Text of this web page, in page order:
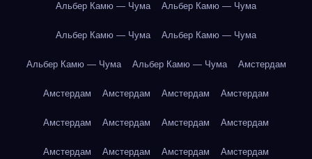
Альбер Камю — Чума Альбер Камю — Чума
Альбер Камю — Чума Альбер Камю — Чума
Альбер Камю — Чума Альбер Камю — Чума Амстердам
Амстердам Амстердам Амстердам Амстердам
Амстердам Амстердам Амстердам Амстердам
Амстердам Амстердам Амстердам Амстердам